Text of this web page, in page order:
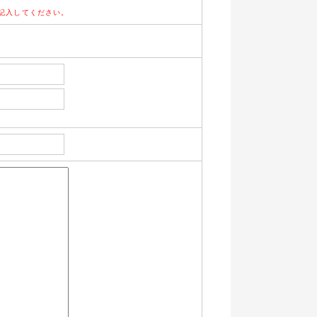
入してください。